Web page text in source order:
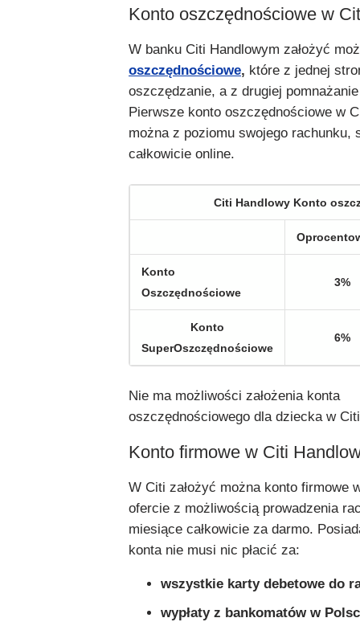
Konto oszczędnościowe w
W banku Citi Handlowym założyć
oszczędnościowe, które z jednej
oszczędzanie, a z drugiej pomnażanie
Pierwsze konto oszczędnościowe w
można z poziomu swojego rachunku,
całkowicie online.
Citi Handlowy Konto
Konto
Oszczędnościowe
3%
Konto
SuperOszczędnościowe
6%
Nie ma możliwości założenia konta
oszczędnościowego dla dziecka w
Konto firmowe w Citi
W Citi założyć można konto firmowe
ofercie z możliwością prowadzenia
miesiące całkowicie za darmo.
konta nie musi nic płacić za:
wszystkie karty debetowe do
wypłaty z bankomatów w